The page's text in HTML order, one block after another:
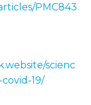
PMC843
scienc
19/